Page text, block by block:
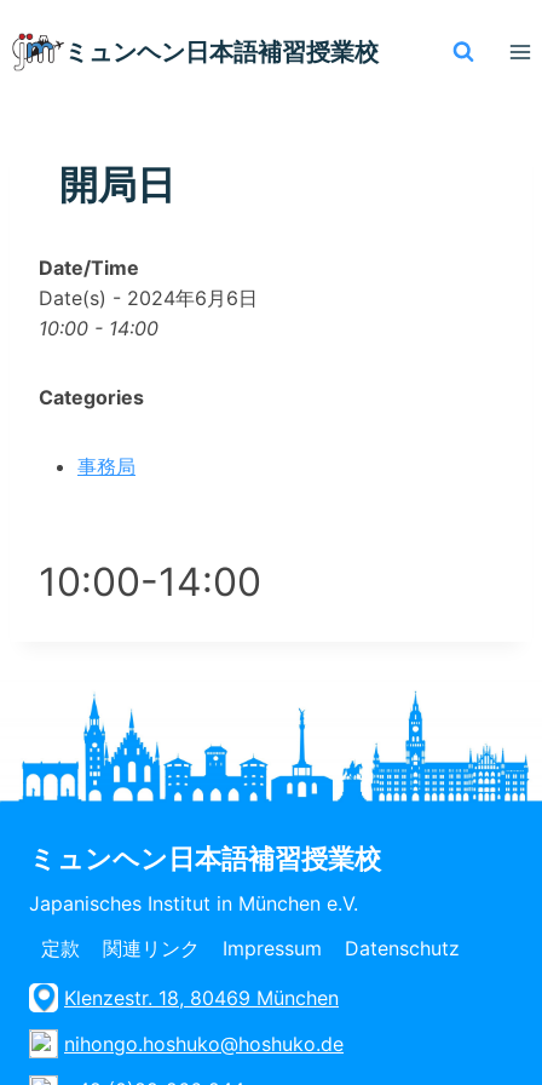
容
を
ミュンヘン​日本語補習授業校
開局日
Date/Time
Date(s) - 2024年6月6日
10:00 - 14:00
Categories
事務局
10:00-14:00
ミュンヘン日本語補習授業校
Japanisches Institut in München e.V.
定款
関連リンク Impressum Datenschutz
Klenzestr. 18, 80469 München
nihongo.hoshuko@hoshuko.de